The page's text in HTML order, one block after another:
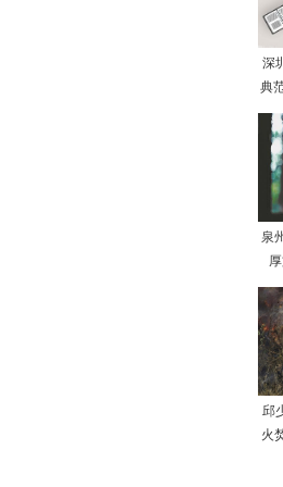
深
典
泉
邱
火